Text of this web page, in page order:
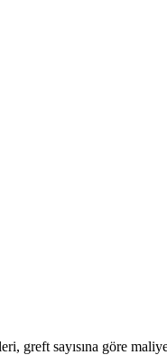
greft sayısına göre